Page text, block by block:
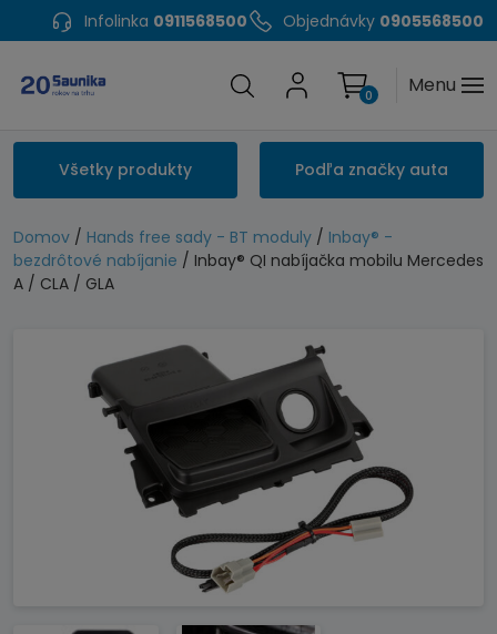
Infolinka 0911568500 Objednávky 0905568500
Menu
0
Všetky produkty Podľa značky auta
Domov / Hands free sady - BT moduly / Inbay® -
bezdrôtové nabíjanie / Inbay® QI nabíjačka mobilu Mercedes
A / CLA / GLA